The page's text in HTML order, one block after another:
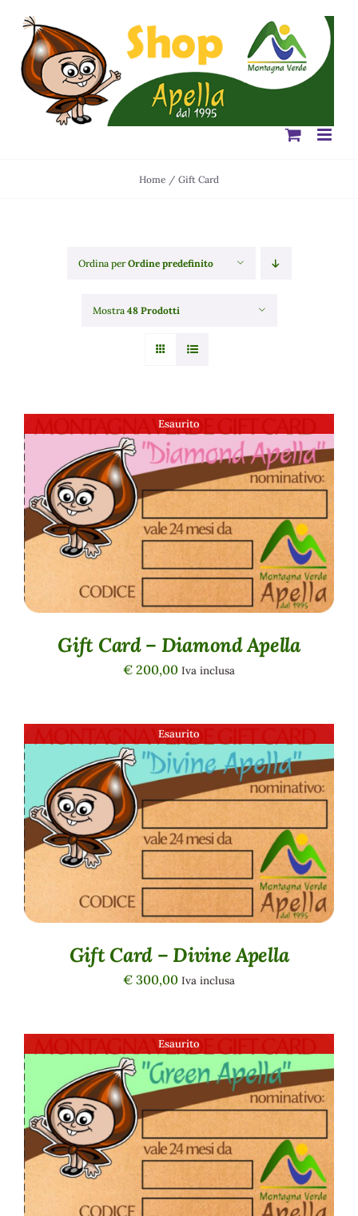
contenuto
Home Gift Card
Ordina perOrdine predefinito
Mostra 48 Prodotti
Esaurito
DETTAGLI
Gift Card – Diamond Apella
€ 200,00 Iva inclusa
Esaurito
DETTAGLI
Gift Card – Divine Apella
€ 300,00 Iva inclusa
Esaurito
DETTAGLI